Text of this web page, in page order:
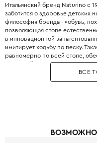
Итальянский бренд Naturino с
заботится о здоровье детских
философия бренда - «обувь,
позволяющая стопе
в инновационной
имитирует ходьбу по песку.
равномерно по всей стопе,
здоровый рост. Внутренняя
дышащей натуральной кожи и
свойствами. Задник обуви
Бренд предлагает элегантные
ВСЕ